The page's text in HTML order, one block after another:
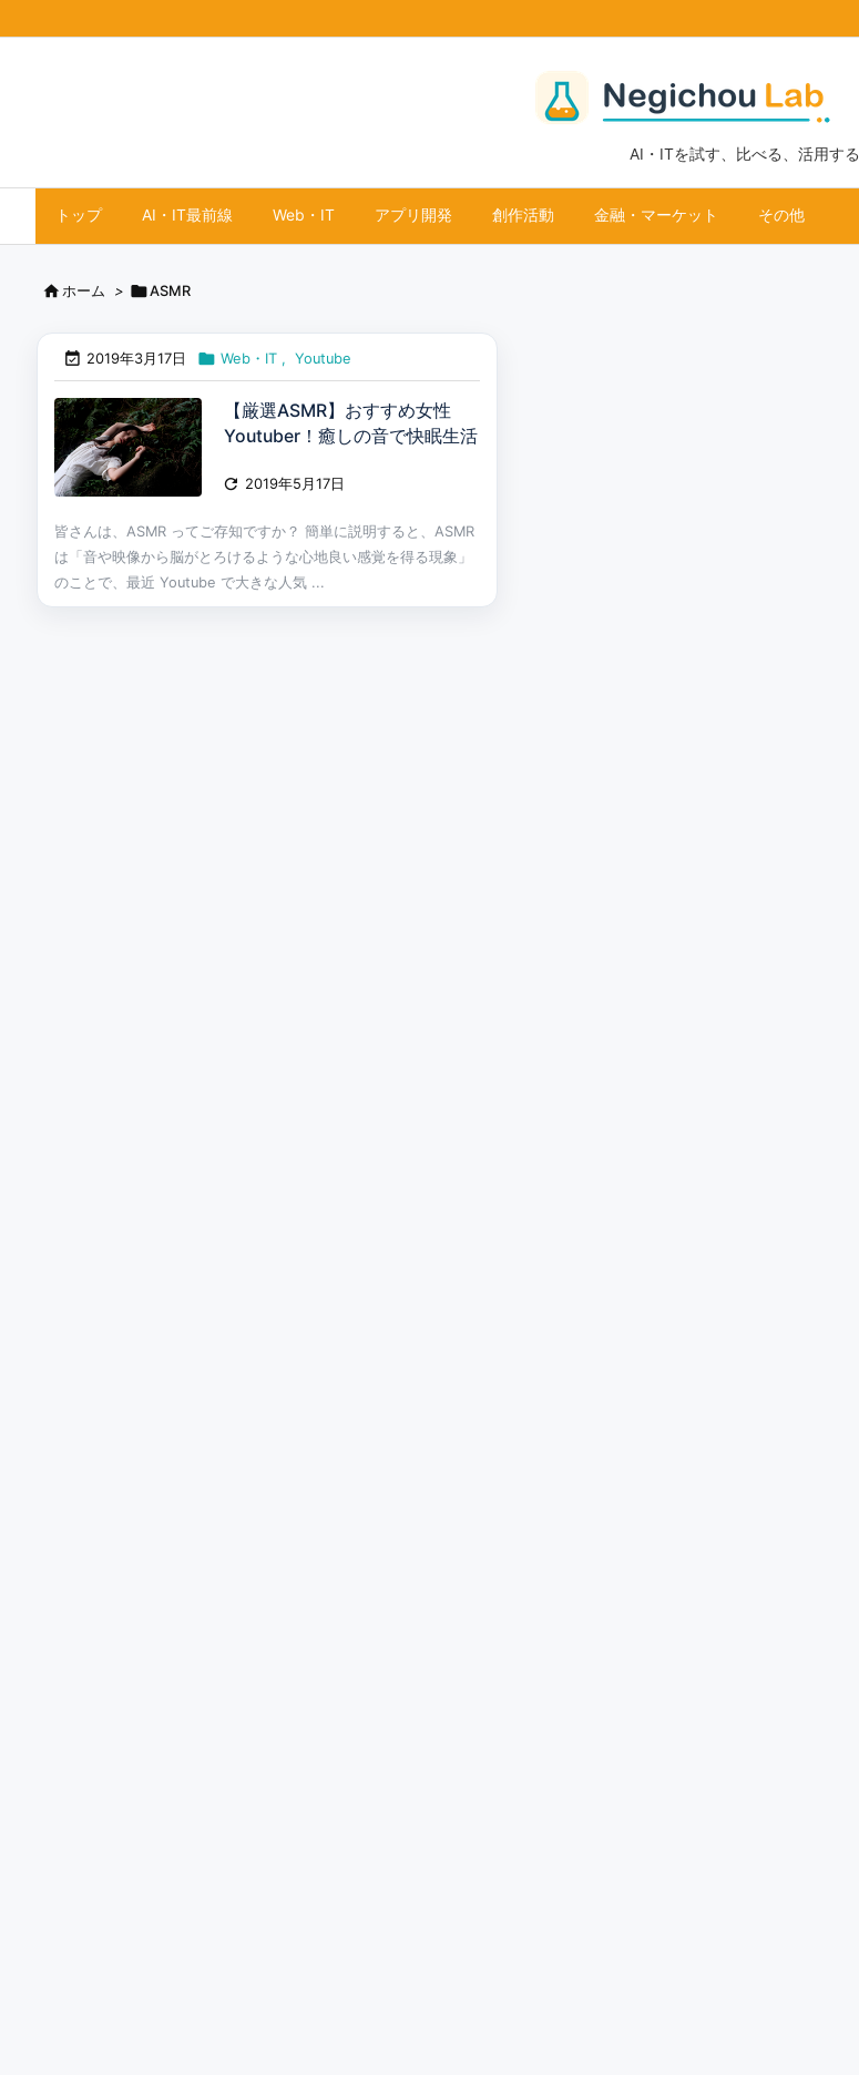
AI・ITを試す、比べる、活用する
トップ AI・IT最前線 Web・IT アプリ開発 創作活動 金融・マーケット その他
 ホーム > ASMR
 2019年3月17日  Web・IT , Youtube
【厳選ASMR】おすすめ女性
Youtuber！癒しの音で快眠生活
 2019年5月17日
皆さんは、ASMR ってご存知ですか？ 簡単に説明すると、ASMR
は「音や映像から脳がとろけるような心地良い感覚を得る現象」
のことで、最近 Youtube で大きな人気 ...